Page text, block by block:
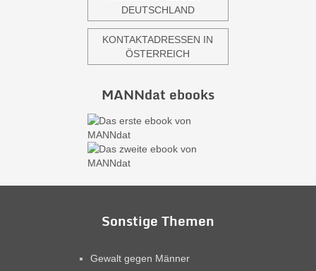
DEUTSCHLAND
KONTAKTADRESSEN IN
ÖSTERREICH
MANNdat ebooks
Sonstige Themen
Gewalt gegen Männer